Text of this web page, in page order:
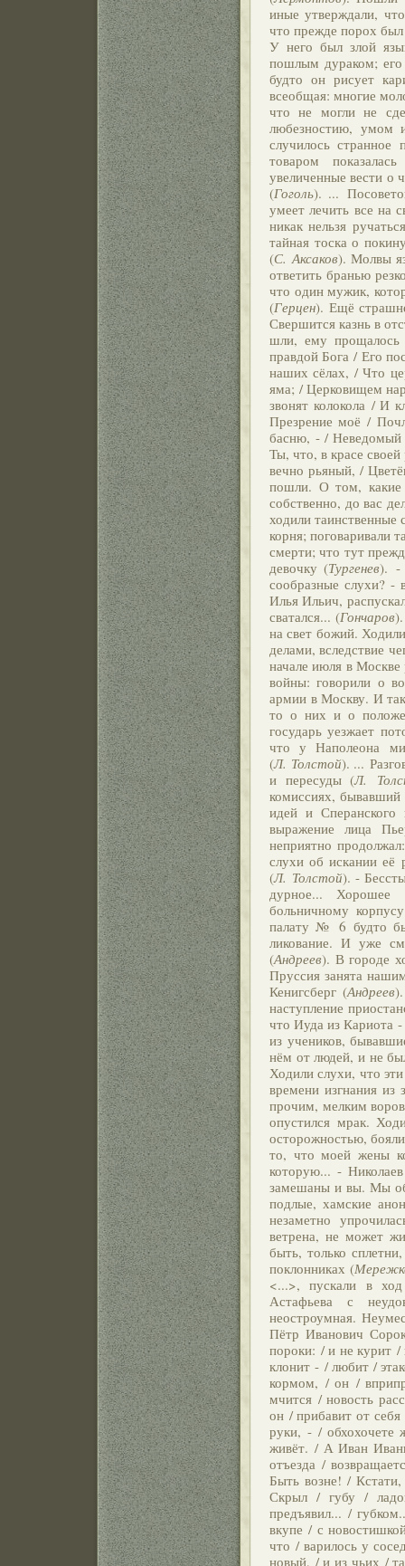
иные утверждали,
что прежде порох
У него был злой
пошлым дураком; его
будто он рисует
всеобщая: многие
что не могли не
любезностию, умом
случилось
товаром
увеличенные вести о
(Гоголь). ...
умеет лечить все на
никак нельзя
тайная тоска о
(С. Аксаков). Молвы
ответить бранью
что один мужик,
(Герцен). Ещё
Свершится казнь в
шли, ему
правдой Бога / Его
наших сёлах, / Что
яма; / Церковищем
звонят колокола / И
Презрение моё /
басню, - / Неведомый
Ты, что, в красе
вечно рьяный, /
пошли. О том, какие
собственно, до вас
ходили
корня; поговаривали
смерти; что тут
девочку (Тургенев). -
сообразные слухи?
Илья Ильич,
сватался... (Гончаров
на свет божий.
делами, вследствие
начале июля в Москве
войны: говорили о
армии в Москву. И
то о них и о
государь уезжает
что у Наполеона
(Л. Толстой). ...
и пересуды (Л.
комиссиях, бывавший
идей и Сперанского
выражение лица
неприятно
слухи об искании
(Л. Толстой). -
дурное...
больничному
палату № 6 будто
ликование. И уже
(Андреев). В городе
Пруссия занята
Кенигсберг (Андреев
наступление
что Иуда из Кариота
из учеников,
нём от людей, и не
Ходили слухи, что
времени изгнания
прочим, мелким
опустился мрак.
осторожностью,
то, что моей жены
которую... -
замешаны и вы. Мы
подлые, хамские
незаметно
ветрена, не может
быть, только
поклонниках (
<...>, пускали в
Астафьева с
неостроумная.
Пётр Иванович
пороки: / и не курит
клонит - / любит /
кормом, / он /
мчится / новость
он / прибавит от
руки, - /
живёт. / А Иван
отъезда /
Быть возне! /
Скрыл / губу /
предъявил... /
вкупе / с
что / варилось у
новый, / и из чьих /